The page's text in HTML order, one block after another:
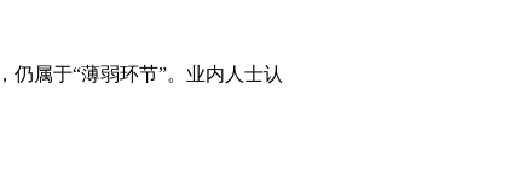
仍属于“薄弱环节”。业内人士认